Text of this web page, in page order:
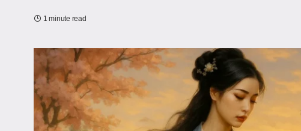
1 minute read